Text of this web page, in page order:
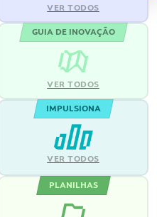
VER TODOS
GUIA DE INOVAÇÃO
VER TODOS
IMPULSIONA
VER TODOS
PLANILHAS